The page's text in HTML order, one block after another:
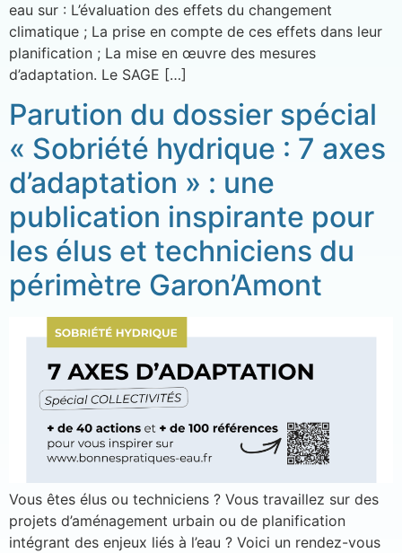
eau sur : L’évaluation des effets du changement
climatique ; La prise en compte de ces effets dans leur
planification ; La mise en œuvre des mesures
d’adaptation. Le SAGE […]
Parution du dossier spécial
« Sobriété hydrique : 7 axes
d’adaptation » : une
publication inspirante pour
les élus et techniciens du
périmètre Garon’Amont
Vous êtes élus ou techniciens ? Vous travaillez sur des
projets d’aménagement urbain ou de planification
intégrant des enjeux liés à l’eau ? Voici un rendez-vous